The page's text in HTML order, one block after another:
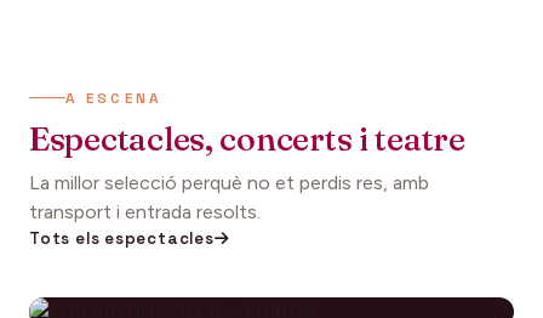
A ESCENA
Espectacles, concerts i teatre
La millor selecció perquè no et perdis res, amb
transport i entrada resolts.
Tots els espectacles